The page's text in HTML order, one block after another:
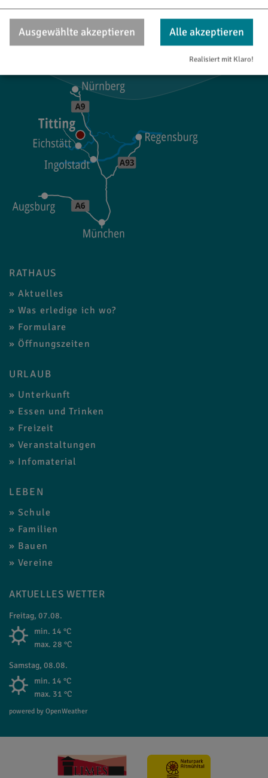
tourismus@titting.de
RATHAUS
Aktuelles
Was erledige ich wo?
Formulare
Öffnungszeiten
URLAUB
Unterkunft
Essen und Trinken
Freizeit
Veranstaltungen
Infomaterial
LEBEN
Schule
Familien
Bauen
Vereine
AKTUELLES WETTER
Freitag, 07.08.
min. 14 °C
max. 28 °C
Samstag, 08.08.
min. 14 °C
max. 31 °C
powered by OpenWeather
Ausgewählte akzeptieren Alle akzeptieren
Realisiert mit Klaro!